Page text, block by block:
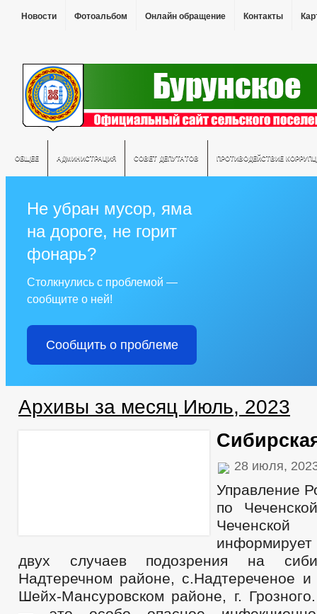
Новости Фотоальбом Онлайн обращение Контакты
ОБЩЕЕ АДМИНИСТРАЦИЯ СОВЕТ ДЕПУТАТОВ ПРОТИВОДЕЙСТВИЕ
Не убран мусор, яма
на дороге, не горит
фонарь?
Столкнулись с проблемой —
сообщите о ней!
Сообщить о проблеме
Архивы за месяц Июль, 2023
28 июля,
Управление
по
двух случаев подозрения на
Надтеречном районе, с.Надтереченое и
Шейх-Мансуровском районе, г.